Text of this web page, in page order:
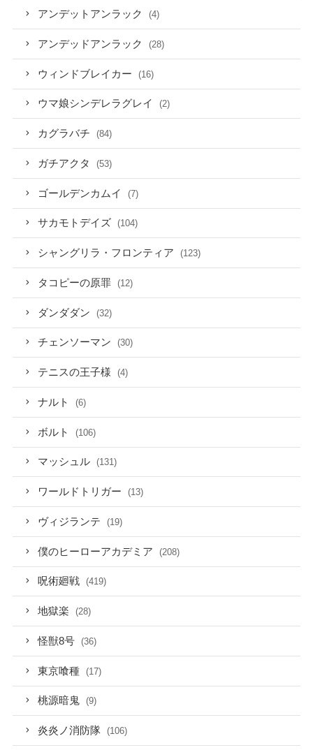
アンデットアンラック (4)
アンデッドアンラック (28)
ウィンドブレイカー (16)
ウマ娘シンデレラグレイ (2)
カグラバチ (84)
ガチアクタ (53)
ゴールデンカムイ (7)
サカモトデイズ (104)
シャングリラ・フロンティア (123)
タコピーの原罪 (12)
ダンダダン (32)
チェンソーマン (30)
テニスの王子様 (4)
ナルト (6)
ボルト (106)
マッシュル (131)
ワールドトリガー (13)
ヴィジランテ (19)
僕のヒーローアカデミア (208)
呪術廻戦 (419)
地獄楽 (28)
怪獣8号 (36)
東京喰種 (17)
桃源暗鬼 (9)
炎炎ノ消防隊 (106)